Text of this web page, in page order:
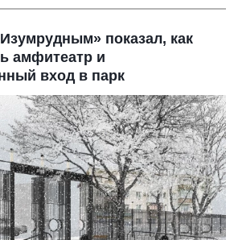
показал, как
амфитеатр и
вход в парк